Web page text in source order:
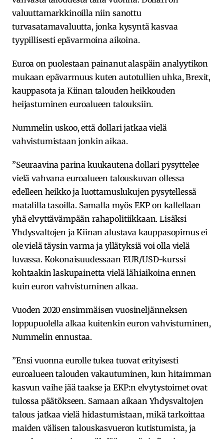
valuuttamarkkinoilla niin sanottu
turvasatamavaluutta, jonka kysyntä kasvaa
tyypillisesti epävarmoina aikoina.
Euroa on puolestaan painanut alaspäin analyytikon
mukaan epävarmuus kuten autotullien uhka, Brexit,
kauppasota ja Kiinan talouden heikkouden
heijastuminen euroalueen talouksiin.
Nummelin uskoo, että dollari jatkaa vielä
vahvistumistaan jonkin aikaa.
”Seuraavina parina kuukautena dollari pysyttelee
vielä vahvana euroalueen talouskuvan ollessa
edelleen heikko ja luottamuslukujen pysytellessä
matalilla tasoilla. Samalla myös EKP on kallellaan
yhä elvyttävämpään rahapolitiikkaan. Lisäksi
Yhdysvaltojen ja Kiinan alustava kauppasopimus ei
ole vielä täysin varma ja yllätyksiä voi olla vielä
luvassa. Kokonaisuudessaan EUR/USD-kurssi
kohtaakin laskupainetta vielä lähiaikoina ennen
kuin euron vahvistuminen alkaa.
Vuoden 2020 ensimmäisen vuosineljänneksen
loppupuolella alkaa kuitenkin euron vahvistuminen,
Nummelin ennustaa.
”Ensi vuonna eurolle tukea tuovat erityisesti
euroalueen talouden vakautuminen, kun hitaimman
kasvun vaihe jää taakse ja EKP:n elvytystoimet ovat
tulossa päätökseen. Samaan aikaan Yhdysvaltojen
talous jatkaa vielä hidastumistaan, mikä tarkoittaa
maiden välisen talouskasvueron kutistumista, ja